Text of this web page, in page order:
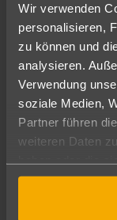
Wir verwenden
personalisieren,
zu können und
analysieren.
Verwendung
soziale Medien,
Partner führen
weiteren Daten
gesammelt
Ändere die
Abflughafen
Alle
10.08.26–